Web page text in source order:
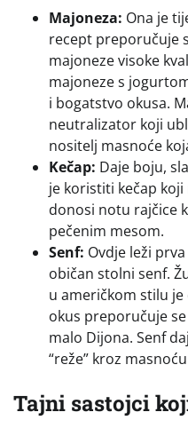
Majoneza: Ona je
recept preporučuje
majoneze visoke
majoneze s
i bogatstvo okusa.
neutralizator koji
nositelj masnoće
Kečap: Daje boju,
je koristiti kečap
donosi notu rajčice
pečenim mesom.
Senf: Ovdje leži
običan stolni senf.
u američkom stilu
okus preporučuje
malo Dijona. Senf
“reže” kroz
Tajni sastojci